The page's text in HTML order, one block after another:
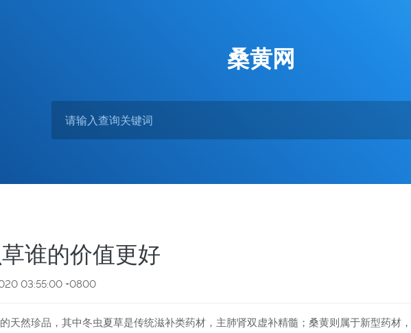
桑黄网
谁的价值更好
03:55:00 +0800
天然珍品，其中冬虫夏草是传统滋补类药材，主肺肾双虚补精髓；桑黄则属于新型药材